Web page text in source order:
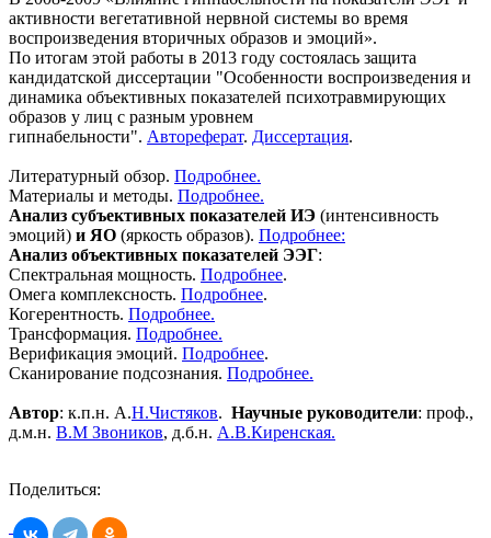
активности вегетативной нервной системы во время
воспроизведения вторичных образов и эмоций».
По итогам этой работы в 2013 году состоялась защита
кандидатской диссертации "Особенности воспроизведения и
динамика объективных показателей психотравмирующих
образов у лиц с разным уровнем
гипнабельности". Автореферат. Диссертация.
Литературный обзор. Подробнее.
Материалы и методы. Подробнее.
Анализ субъективных показателей ИЭ (интенсивность
эмоций) и ЯО (яркость образов). Подробнее:
Анализ объективных показателей ЭЭГ:
Спектральная мощность. Подробнее.
Омега комплексность. Подробнее.
Когерентность. Подробнее.
Трансформация. Подробнее.
Верификация эмоций. Подробнее.
Сканирование подсознания. Подробнее.
Автор: к.п.н. А.Н.Чистяков. Научные руководители: проф.,
д.м.н. В.М Звоников, д.б.н. А.В.Киренская.
Поделиться: